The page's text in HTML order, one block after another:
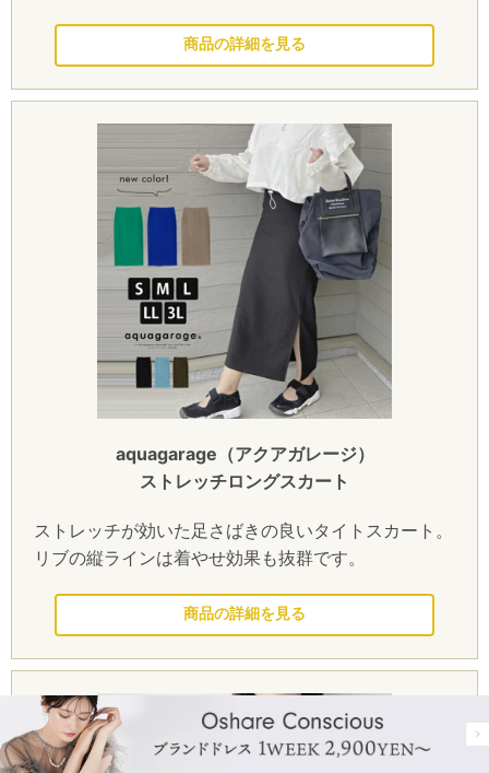
このドレスを見る
aquagarage（アクアガレージ）
ストレッチロングスカート
ストレッチが効いた足さばきの良いタイトスカート。
リブの縦ラインは着やせ効果も抜群です。
このドレスを見る